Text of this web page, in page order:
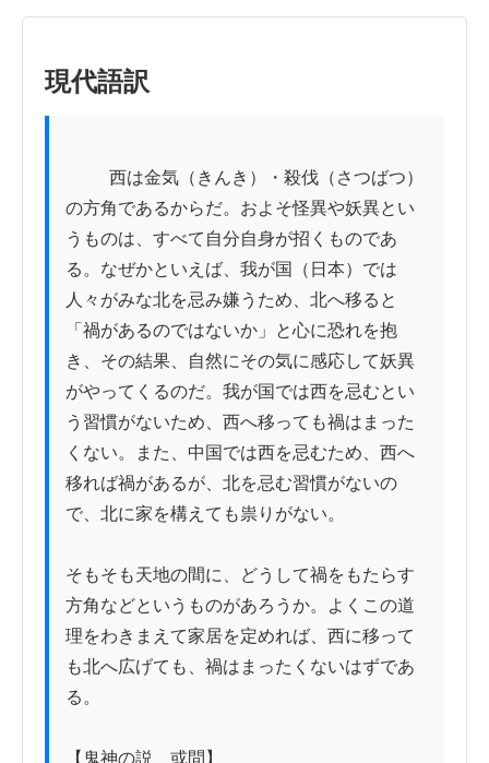
現代語訳
の方角であるからだ。およそ怪異や妖異とい
うものは、すべて自分自身が招くものであ
る。なぜかといえば、我が国（日本）では
人々がみな北を忌み嫌うため、北へ移ると
「禍があるのではないか」と心に恐れを抱
き、その結果、自然にその気に感応して妖異
がやってくるのだ。我が国では西を忌むとい
う習慣がないため、西へ移っても禍はまった
くない。また、中国では西を忌むため、西へ
移れば禍があるが、北を忌む習慣がないの
で、北に家を構えても祟りがない。
そもそも天地の間に、どうして禍をもたらす
方角などというものがあろうか。よくこの道
理をわきまえて家居を定めれば、西に移って
も北へ広げても、禍はまったくないはずであ
る。
【鬼神の説　或問】